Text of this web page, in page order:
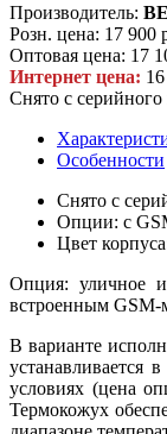
Производитель:
Розн. цена: 17 900
Оптовая цена: 17
Интернет цена:
Снято с серийного
Особенности
Снято с
Опции: с
Цвет
Опция: уличное
встроенным
В варианте
устанавливается
условиях (цена
Термокожух